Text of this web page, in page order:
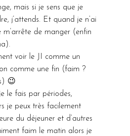
mais si je sens que je
j’attends. Et quand je n’ai
m’arrête de manger (enfin
voir le JI comme un
comme une fin (faim ?
😉
le fais par périodes,
je peux très facilement
du déjeuner et d’autres
faim le matin alors je